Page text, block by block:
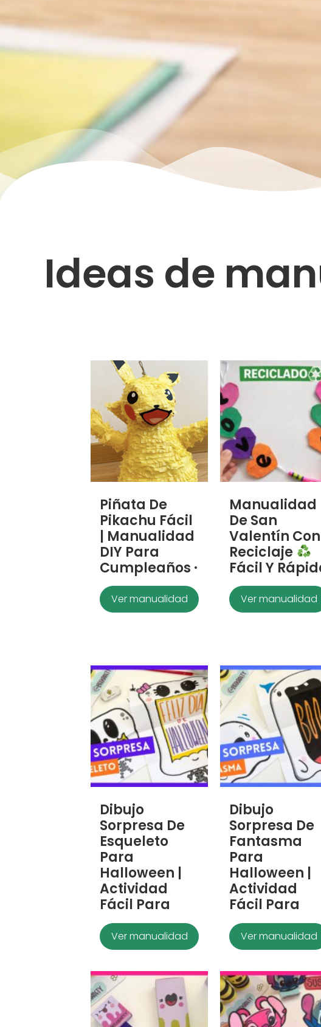
Ideas de
Piñata De
Pikachu Fácil
| Manualidad
DIY Para
Cumpleaños ·
Ver manualidad
Manualidad
De San
Valentín Con
Reciclaje
Fácil Y
Ver manualidad
Dibujo
Sorpresa De
Esqueleto
Para
Halloween |
Actividad
Fácil Para
Ver manualidad
Dibujo
Sorpresa De
Fantasma
Para
Halloween |
Actividad
Fácil Para
Ver manualidad